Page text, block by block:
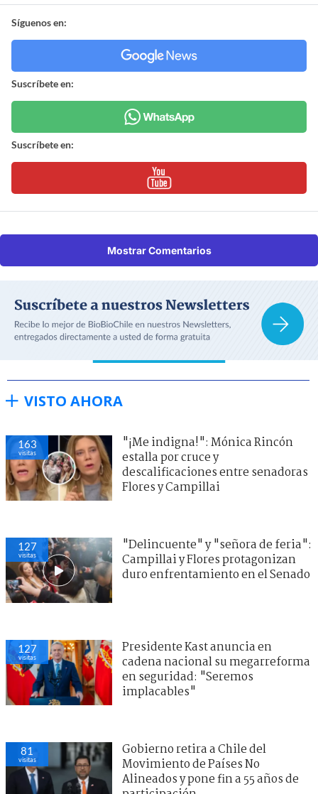
Síguenos en:
Suscríbete en:
Suscríbete en:
Mostrar Comentarios
VISTO AHORA
163
visitas
"¡Me indigna!": Mónica Rincón
estalla por cruce y
descalificaciones entre senadoras
Flores y Campillai
127
visitas
"Delincuente" y "señora de feria":
Campillai y Flores protagonizan
duro enfrentamiento en el Senado
127
visitas
Presidente Kast anuncia en
cadena nacional su megarreforma
en seguridad: "Seremos
implacables"
81
visitas
Gobierno retira a Chile del
Movimiento de Países No
Alineados y pone fin a 55 años de